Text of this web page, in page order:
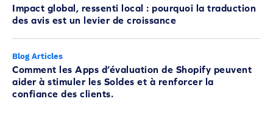
Impact global, ressenti local : pourquoi la traduction
des avis est un levier de croissance
Blog Articles
Comment les Apps d’évaluation de Shopify peuvent
aider à stimuler les Soldes et à renforcer la
confiance des clients.